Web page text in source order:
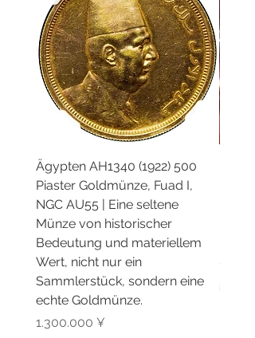
Ägypten AH1340 (1922) 500
Piaster Goldmünze, Fuad I,
NGC AU55 | Eine seltene
Münze von historischer
Bedeutung und materiellem
Wert, nicht nur ein
Sammlerstück, sondern eine
echte Goldmünze.
Preis
1.300.000 ¥
Preis